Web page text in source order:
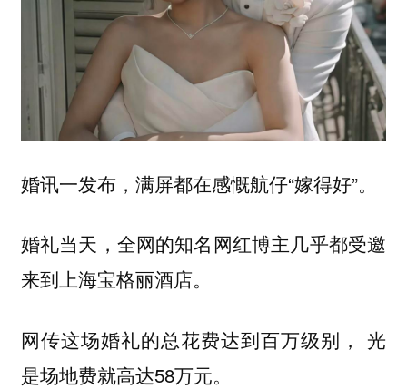
婚讯一发布，满屏都在感慨航仔“嫁得好”。
婚礼当天，全网的知名网红博主几乎都受邀
来到上海宝格丽酒店。
网传这场婚礼的总花费达到百万级别， 光
是场地费就高达58万元。